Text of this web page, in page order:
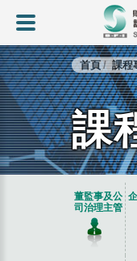
首頁 課程
課
董監事及公
司治理主管